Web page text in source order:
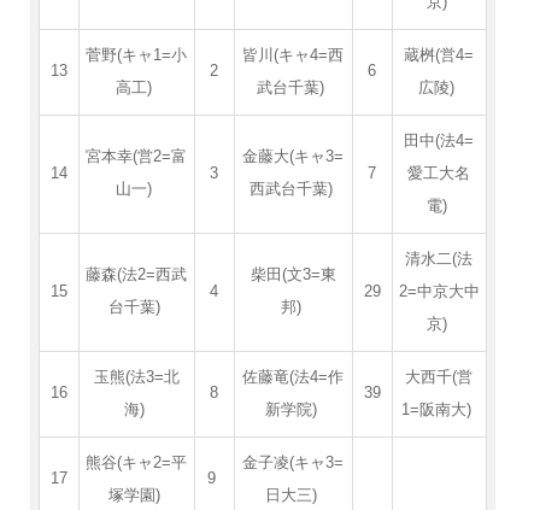
13
菅野(キャ1=小
高工)
2
皆川(キャ4=西
武台千葉)
6
蔵桝(営4=
広陵)
14
宮本幸(営2=富
山一)
3
金藤大(キャ3=
西武台千葉)
7
田中(法4=
愛工大名
電)
15
藤森(法2=西武
台千葉)
4
柴田(文3=東
邦)
29
清水二(法
2=中京大中
京)
16
玉熊(法3=北
海)
8
佐藤竜(法4=作
新学院)
39
大西千(営
1=阪南大)
17
熊谷(キャ2=平
塚学園)
9
金子凌(キャ3=
日大三)